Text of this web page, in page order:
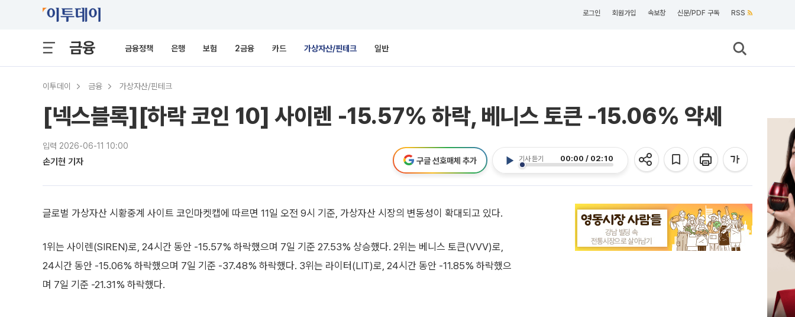
로그인 회원가입 속보창 신문/PDF 구독 RSS
금융 금융정책 은행 보험 2금융 카드 가상자산/핀테크 일반
이투데이 금융 가상자산/핀테크
[넥스블록][하락 코인 10] 사이렌 -15.57% 하락, 베니스 토큰 -15.06% 약세
입력 2026-06-11 10:00
손기현 기자 기사 듣기 00:00 / 02:10
구글 선호매체 추가
글로벌 가상자산 시황중계 사이트 코인마켓캡에 따르면 11일 오전 9시 기준, 가상자산 시장의 변동성이 확대되고 있다.
1위는 사이렌(SIREN)로, 24시간 동안 -15.57% 하락했으며 7일 기준 27.53% 상승했다. 2위는 베니스 토큰(VVV)로,
24시간 동안 -15.06% 하락했으며 7일 기준 -37.48% 하락했다. 3위는 라이터(LIT)로, 24시간 동안 -11.85% 하락했으
며 7일 기준 -21.31% 하락했다.